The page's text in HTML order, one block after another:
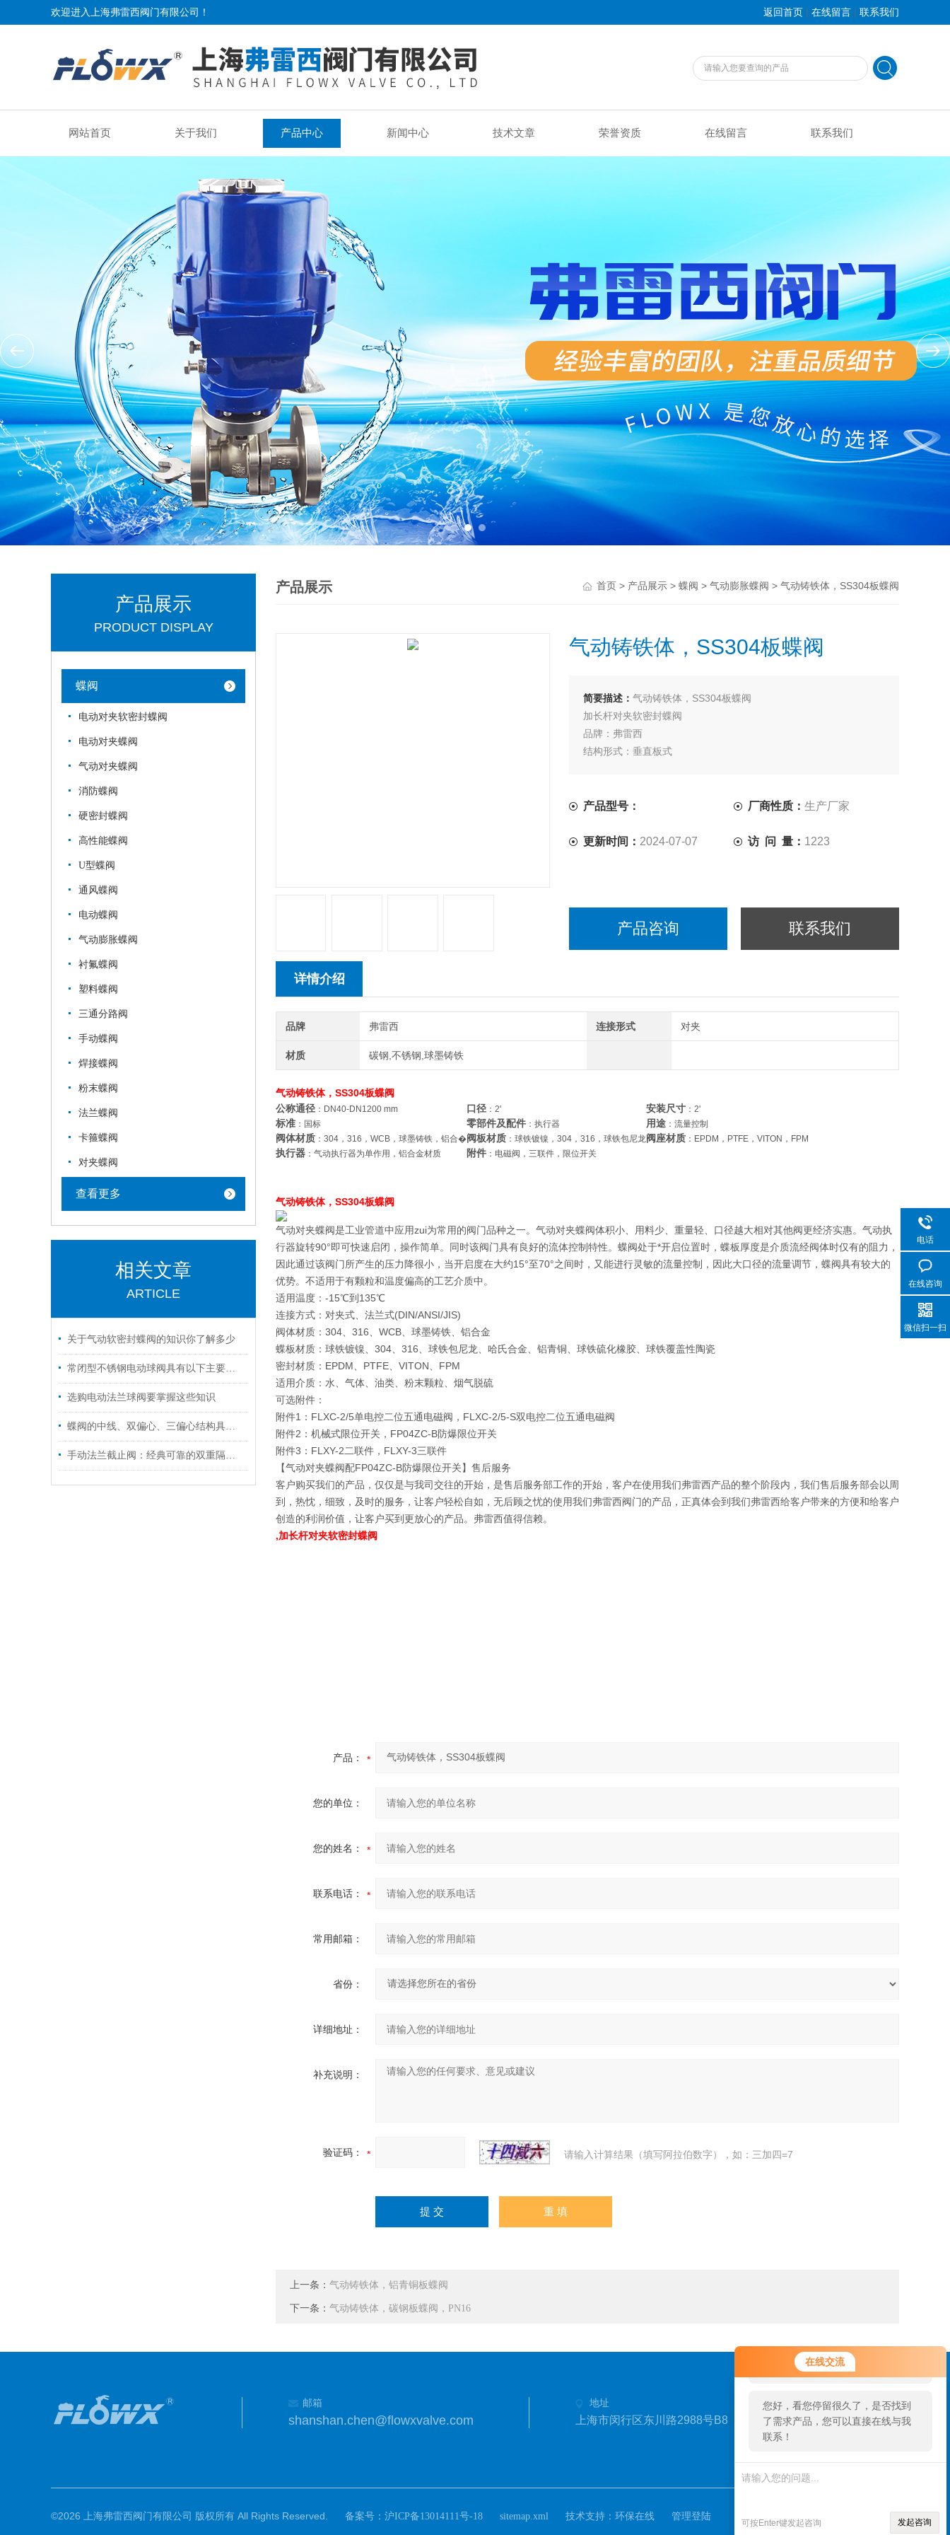
在线交流
您好！欢迎前来咨询，很高兴为您
服务，请问您要咨询什么问题呢？
您好，看您停留很久了，是否找到
了需求产品，您可以直接在线与我
联系！
可按Enter键发起咨询 发起咨询
欢迎进入上海弗雷西阀门有限公司！ 返回首页 | 在线留言 | 联系我们
网站首页 关于我们 产品中心 新闻中心 技术文章 荣誉资质 在线留言 联系我们
产品展示 首页 > 产品展示 > 蝶阀 > 气动膨胀蝶阀 > 气动铸铁体，SS304板蝶阀
气动铸铁体，SS304板蝶阀
简要描述： 气动铸铁体，SS304板蝶阀
加长杆对夹软密封蝶阀
品牌：弗雷西
结构形式：垂直板式
适用介质：水;蒸汽;油品;各种高腐蚀化学介质;弱酸碱介质;空气
产品型号： 厂商性质：生产厂家
更新时间： 2024-07-07 访 问 量： 1223
产品咨询 联系我们
详情介绍
品牌 弗雷西 连接形式 对夹
材质 碳钢,不锈钢,球墨铸铁
气动铸铁体，SS304板蝶阀
公称通径 ：DN40-DN1200 mm 口径 ：2' 安装尺寸 ：2'
标准 ：国标 零部件及配件 ：执行器 用途 ：流量控制
阀体材质 ：304，316，WCB，球墨铸铁，铝合�阀板材质 ：球铁镀镍，304，316，球铁包尼龙阀座材质 ：EPDM，PTFE，VITON，FPM
执行器 ：气动执行器为单作用，铝合金材质 附件 ：电磁阀，三联件，限位开关
气动铸铁体，SS304板蝶阀
气动对夹蝶阀是工业管道中应用zui为常用的阀门品种之一。气动对夹蝶阀体积小、用料少、重量轻、口径越大相对其他阀更经济实惠。气动执
行器旋转90°即可快速启闭，操作简单。同时该阀门具有良好的流体控制特性。蝶阀处于*开启位置时，蝶板厚度是介质流经阀体时仅有的阻力，
因此通过该阀门所产生的压力降很小，当开启度在大约15°至70°之间时，又能进行灵敏的流量控制，因此大口径的流量调节，蝶阀具有较大的
优势。不适用于有颗粒和温度偏高的工艺介质中。
适用温度：-15℃到135℃
连接方式：对夹式、法兰式(DIN/ANSI/JIS)
阀体材质：304、316、WCB、球墨铸铁、铝合金
蝶板材质：球铁镀镍、304、316、球铁包尼龙、哈氏合金、铝青铜、球铁硫化橡胶、球铁覆盖性陶瓷
密封材质：EPDM、PTFE、VITON、FPM
适用介质：水、气体、油类、粉末颗粒、烟气脱硫
可选附件：
附件1：FLXC-2/5单电控二位五通电磁阀，FLXC-2/5-S双电控二位五通电磁阀
附件2：机械式限位开关，FP04ZC-B防爆限位开关
附件3：FLXY-2二联件，FLXY-3三联件
【气动对夹蝶阀配FP04ZC-B防爆限位开关】售后服务
客户购买我们的产品，仅仅是与我司交往的开始，是售后服务部工作的开始，客户在使用我们弗雷西产品的整个阶段内，我们售后服务部会以周
到，热忱，细致，及时的服务，让客户轻松自如，无后顾之忧的使用我们弗雷西阀门的产品，正真体会到我们弗雷西给客户带来的方便和给客户
创造的利润价值，让客户买到更放心的产品。弗雷西值得信赖。
,加长杆对夹软密封蝶阀
产品：
您的单位：
您的姓名：
联系电话：
常用邮箱：
省份：
详细地址：
补充说明：
验证码： 请输入计算结果（填写阿拉伯数字），如：三加四=7
上一条： 气动铸铁体，铝青铜板蝶阀
下一条： 气动铸铁体，碳钢板蝶阀，PN16
产品展示
PRODUCT DISPLAY
蝶阀
电动对夹软密封蝶阀
电动对夹蝶阀
气动对夹蝶阀
消防蝶阀
硬密封蝶阀
高性能蝶阀
U型蝶阀
通风蝶阀
电动蝶阀
气动膨胀蝶阀
衬氟蝶阀
塑料蝶阀
三通分路阀
手动蝶阀
焊接蝶阀
粉末蝶阀
法兰蝶阀
卡箍蝶阀
对夹蝶阀
查看更多
相关文章
ARTICLE
关于气动软密封蝶阀的知识你了解多少
常闭型不锈钢电动球阀具有以下主要特点
选购电动法兰球阀要掌握这些知识
蝶阀的中线、双偏心、三偏心结构具体有什么特点和区别？之结构特点篇
手动法兰截止阀：经典可靠的双重隔离屏障
邮箱
shanshan.chen@flowxvalve.com
地址
上海市闵行区东川路2988号B8
©2026 上海弗雷西阀门有限公司 版权所有 All Rights Reserved. 备案号： 沪ICP备13014111号-18 sitemap.xml 技术支持： 环保在线 管理登陆
电话
在线咨询
微信扫一扫